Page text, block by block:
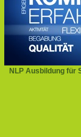
NLP Ausbildung für